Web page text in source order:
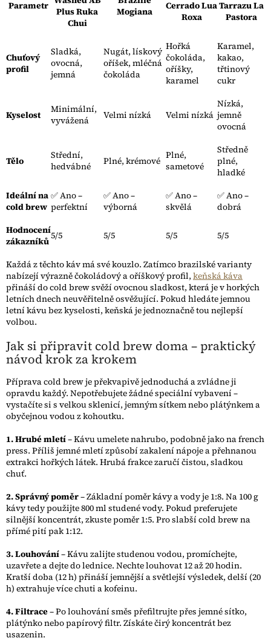
Parametr
Plus Ruka
Chui
Mogiana
Cerrado Lua
Roxa
Tarrazu La
Pastora
Chuťový
profil
Sladká,
ovocná,
jemná
Nugát, lískový
oříšek, mléčná
čokoláda
Hořká
čokoláda,
oříšky,
karamel
Karamel,
kakao,
třtinový
cukr
Kyselost
Minimální,
vyvážená
Velmi nízká Velmi nízká
Nízká,
jemně
ovocná
Tělo
Střední,
hedvábné
Plné, krémové Plné,
sametové
Středně
plné,
hladké
Ideální na
cold brew
✅ Ano –
perfektní
✅ Ano –
výborná
✅ Ano –
skvělá
✅ Ano –
dobrá
Hodnocení
zákazníků5/5 5/5 5/5 5/5
Každá z těchto káv má své kouzlo. Zatímco brazilské varianty
nabízejí výrazně čokoládový a oříškový profil, keňská káva
přináší do cold brew svěží ovocnou sladkost, která je v horkých
letních dnech neuvěřitelně osvěžující. Pokud hledáte jemnou
letní kávu bez kyselosti, keňská je jednoznačně tou nejlepší
volbou.
Jak si připravit cold brew doma – praktický
návod krok za krokem
Příprava cold brew je překvapivě jednoduchá a zvládne ji
opravdu každý. Nepotřebujete žádné speciální vybavení –
vystačíte si s velkou sklenicí, jemným sítkem nebo plátýnkem a
obyčejnou vodou z kohoutku.
1. Hrubé mletí– Kávu umelete nahrubo, podobně jako na french
press. Příliš jemné mletí způsobí zakalení nápoje a přehnanou
extrakci hořkých látek. Hrubá frakce zaručí čistou, sladkou
chuť.
2. Správný poměr– Základní poměr kávy a vody je 1:8. Na 100 g
kávy tedy použijte 800 ml studené vody. Pokud preferujete
silnější koncentrát, zkuste poměr 1:5. Pro slabší cold brew na
přímé pití pak 1:12.
3. Louhování– Kávu zalijte studenou vodou, promíchejte,
uzavřete a dejte do lednice. Nechte louhovat 12 až 20 hodin.
Kratší doba (12 h) přináší jemnější a světlejší výsledek, delší (20
h) extrahuje více chuti a kofeinu.
4. Filtrace– Po louhování směs přefiltrujte přes jemné sítko,
plátýnko nebo papírový filtr. Získáte čirý koncentrát bez
usazenin.